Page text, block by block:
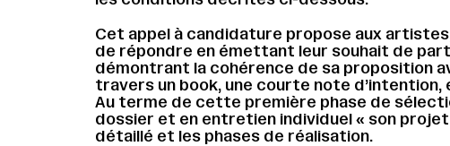
Cet appel à candidature propose aux
de répondre en émettant leur souhait de
démontrant la cohérence de sa proposition
travers un book, une courte note
Au terme de cette première phase de
dossier et en entretien individuel « son
détaillé et les phases de réalisation.